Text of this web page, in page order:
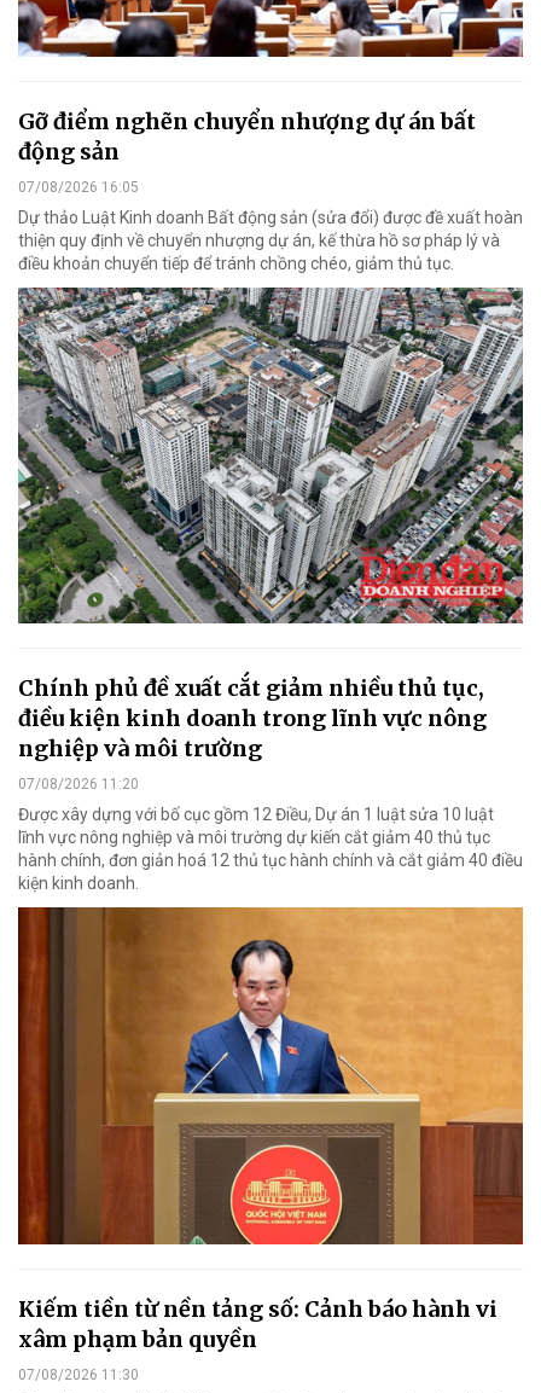
Gỡ điểm nghẽn chuyển nhượng dự án bất
động sản
07/08/2026 16:05
Dự thảo Luật Kinh doanh Bất động sản (sửa đổi) được đề xuất hoàn
thiện quy định về chuyển nhượng dự án, kế thừa hồ sơ pháp lý và
điều khoản chuyển tiếp để tránh chồng chéo, giảm thủ tục.
Chính phủ đề xuất cắt giảm nhiều thủ tục,
điều kiện kinh doanh trong lĩnh vực nông
nghiệp và môi trường
07/08/2026 11:20
Được xây dựng với bố cục gồm 12 Điều, Dự án 1 luật sửa 10 luật
lĩnh vực nông nghiệp và môi trường dự kiến cắt giảm 40 thủ tục
hành chính, đơn giản hoá 12 thủ tục hành chính và cắt giảm 40 điều
kiện kinh doanh.
Kiếm tiền từ nền tảng số: Cảnh báo hành vi
xâm phạm bản quyền
07/08/2026 11:30